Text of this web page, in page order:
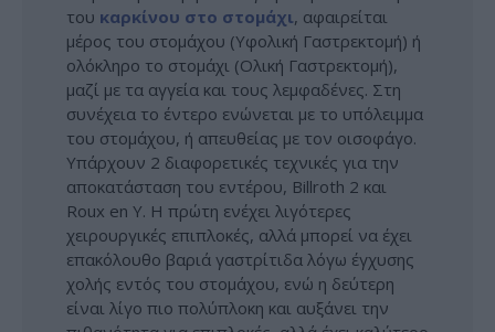
του καρκίνου στο στομάχι, αφαιρείται
μέρος του στομάχου (Υφολική Γαστρεκτομή) ή
ολόκληρο το στομάχι (Ολική Γαστρεκτομή),
μαζί με τα αγγεία και τους λεμφαδένες. Στη
συνέχεια το έντερο ενώνεται με το υπόλειμμα
του στομάχου, ή απευθείας με τον οισοφάγο.
Υπάρχουν 2 διαφορετικές τεχνικές για την
αποκατάσταση του εντέρου, Billroth 2 και
Roux en Y. Η πρώτη ενέχει λιγότερες
χειρουργικές επιπλοκές, αλλά μπορεί να έχει
επακόλουθο βαριά γαστρίτιδα λόγω έγχυσης
χολής εντός του στομάχου, ενώ η δεύτερη
είναι λίγο πιο πολύπλοκη και αυξάνει την